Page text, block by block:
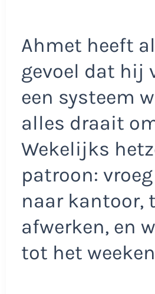
Ahmet heeft
gevoel dat hij
een systeem
alles draait
Wekelijks
patroon:
naar kantoor,
afwerken, en
tot het